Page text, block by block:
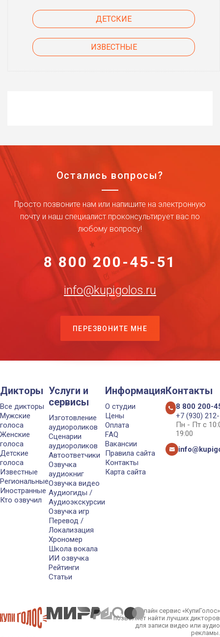
ДЕТСКИЕ
ИЗВЕСТНЫЕ
Остались вопросы?
Просто позвоните нам или напишите на электронную
почту и наш специалист проконсультирует вас по
любому вопросу!
8 800 200-45-51
info@kupigolos.ru
ПЕРЕЗВОНИТЕ МНЕ
Дикторы
Все дикторы
Мужские
голоса
Женские
голоса
Детские
голоса
Известные
Региональные
Иностранные
Кто озвучил
Услуги и
сервисы
Изготовление
аудиороликов
Сценарии
аудиороликов
Автоответчики
Озвучка
аудиокниг
Озвучка видео
Аудиогиды /
Аудиоэкскурсии
Озвучка игр
Перевод /
Локализация
Хрономер
Школа вокала
ИИ озвучка
Рейтинги
Статьи
Информация
О студии
Цены
Оплата
FAQ
Вакансии
Правила сайта
Контакты
Карта сайта
Контакты
8 800 200-
+7 (930)
Пн - Пт с
19:00
Онлайн сервис «КупиГолос»
позволяет найти лучших дикторов
для записи видео или аудио
рекламы.